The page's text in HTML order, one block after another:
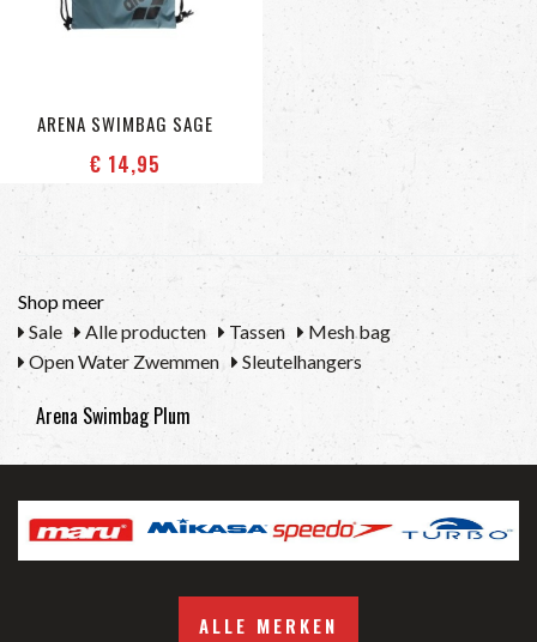
ARENA SWIMBAG SAGE
€ 14,95
Shop meer
Sale
Alle producten Tassen
Mesh bag
Open Water Zwemmen
Sleutelhangers
Arena Swimbag Plum
ALLE MERKEN